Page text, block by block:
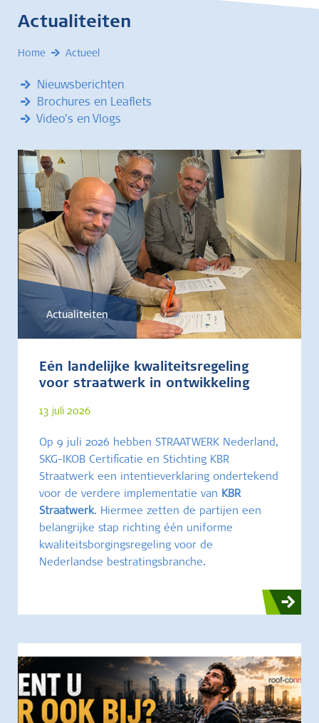
Actualiteiten
Home Actueel
Nieuwsberichten
Brochures en Leaflets
Video's en Vlogs
Actualiteiten
Eén landelijke kwaliteitsregeling
voor straatwerk in ontwikkeling
13 juli 2026
Op 9 juli 2026 hebben STRAATWERK Nederland,
SKG-IKOB Certificatie en Stichting KBR
Straatwerk een intentieverklaring ondertekend
voor de verdere implementatie van KBR
Straatwerk. Hiermee zetten de partijen een
belangrijke stap richting één uniforme
kwaliteitsborgingsregeling voor de
Nederlandse bestratingsbranche.